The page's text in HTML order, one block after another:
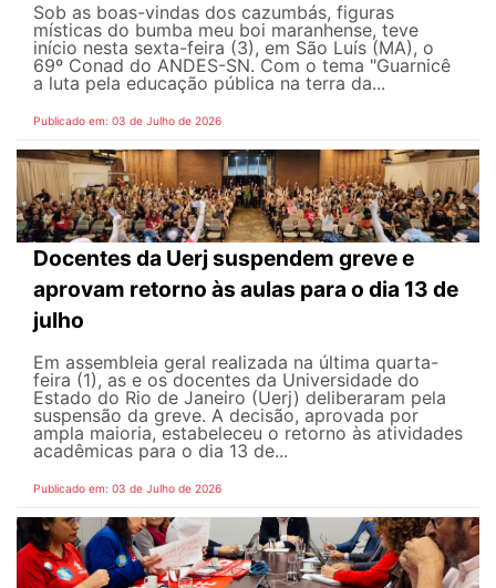
Sob as boas-vindas dos cazumbás, figuras
místicas do bumba meu boi maranhense, teve
início nesta sexta-feira (3), em São Luís (MA), o
69º Conad do ANDES-SN. Com o tema "Guarnicê
a luta pela educação pública na terra da...
Publicado em: 03 de Julho de 2026
Docentes da Uerj suspendem greve e
aprovam retorno às aulas para o dia 13 de
julho
Em assembleia geral realizada na última quarta-
feira (1), as e os docentes da Universidade do
Estado do Rio de Janeiro (Uerj) deliberaram pela
suspensão da greve. A decisão, aprovada por
ampla maioria, estabeleceu o retorno às atividades
acadêmicas para o dia 13 de...
Publicado em: 03 de Julho de 2026